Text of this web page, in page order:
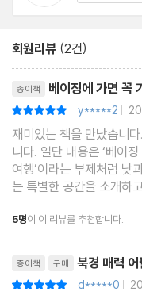
Low Tea
진한 찻잎의 향이 먼저 반
Voyage Coffee
여행 같은 일상을 만들어
27 Cafe
사계절 내내 녹색의 푸르
회원리뷰 (2건)
종이책 베이징에 가면 꼭
| y*****2 |
재미있는 책을 만났습니
니다. 일단 내용은 ‘베이
여행’이라는 부제처럼 낮
는 특별한 공간을 소개하
것처럼 낮 시간에는 주
주로 주류나 음식을 파는
5명이 이 리뷰를 추천합니다.
종이책 구매 북경 매력
| d*****0 |